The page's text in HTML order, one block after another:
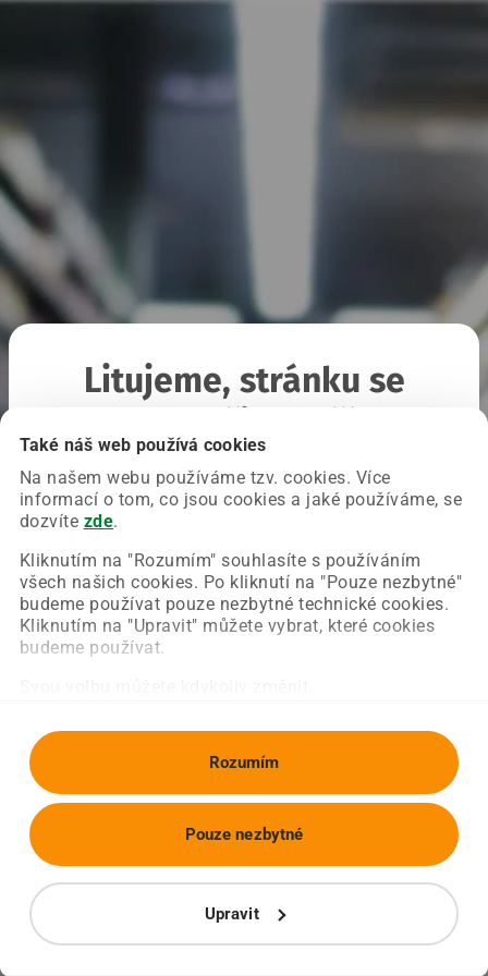
Také náš web používá cookies
Na našem webu používáme tzv. cookies. Více
informací o tom, co jsou cookies a jaké používáme, se
dozvíte zde.
Kliknutím na "Rozumím" souhlasíte s používáním
všech našich cookies. Po kliknutí na "Pouze nezbytné"
budeme používat pouze nezbytné technické cookies.
Kliknutím na "Upravit" můžete vybrat, které cookies
budeme používat.
Rozumím
Upravit
Pouze nezbytné
Litujeme, stránku se
Chyba nastala na naší straně a už ji opravujeme.
Zkuste prosím znovu načíst požadovanou stránku.
Obnovit stránku Úvodní strana